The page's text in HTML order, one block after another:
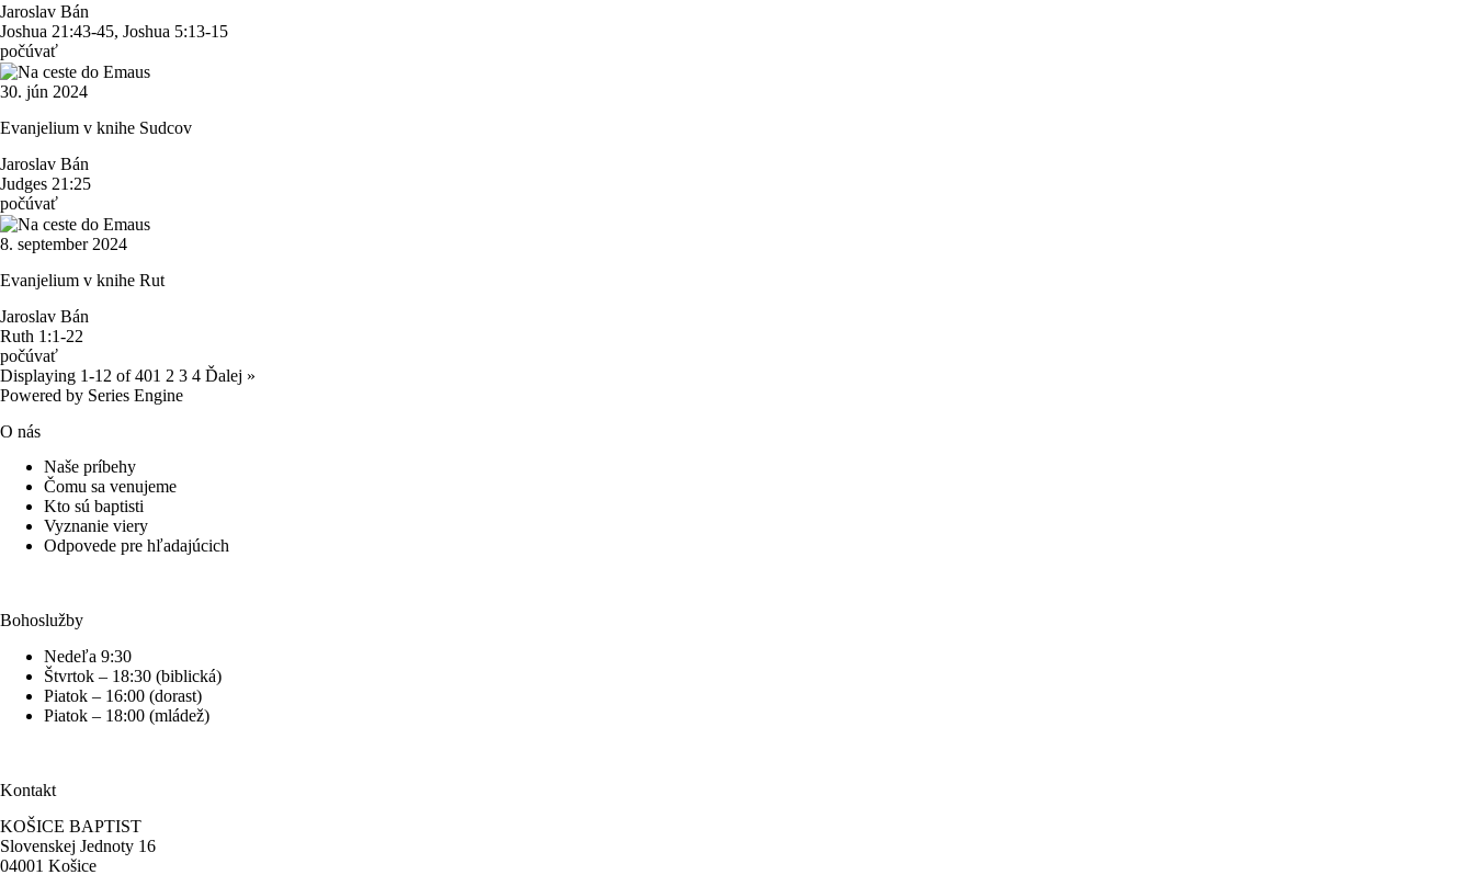
Jaroslav Bán
Joshua 21:43-45, Joshua 5:13-15
počúvať
30. jún 2024
Evanjelium v knihe Sudcov
Jaroslav Bán
Judges 21:25
počúvať
8. september 2024
Evanjelium v knihe Rut
Jaroslav Bán
Ruth 1:1-22
počúvať
Displaying 1-12 of 401 2 3 4 Ďalej »
Powered by Series Engine
O nás
Naše príbehy
Čomu sa venujeme
Kto sú baptisti
Vyznanie viery
Odpovede pre hľadajúcich
Bohoslužby
Nedeľa 9:30
Štvrtok – 18:30 (biblická)
Piatok – 16:00 (dorast)
Piatok – 18:00 (mládež)
Kontakt
KOŠICE BAPTIST
Slovenskej Jednoty 16
04001 Košice